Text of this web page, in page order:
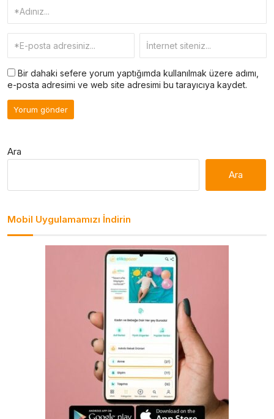
Bir dahaki sefere yorum yaptığımda kullanılmak üzere adımı,
e-posta adresimi ve web site adresimi bu tarayıcıya kaydet.
Ara
Ara
Mobil Uygulamamızı İndirin